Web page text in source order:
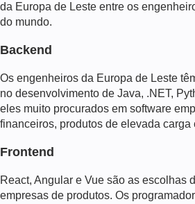
da Europa de Leste entre os
do mundo.
Backend
Os engenheiros da Europa de Leste
no desenvolvimento de Java, .NET,
eles muito procurados em software
financeiros, produtos de elevada carga
Frontend
React, Angular e Vue são as escolhas
empresas de produtos. Os